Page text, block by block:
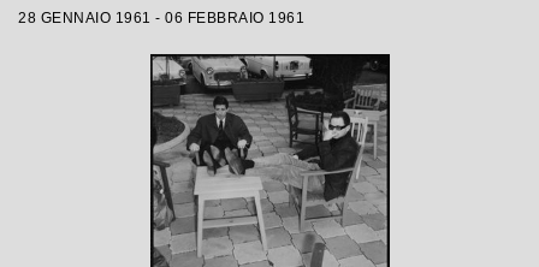
28 GENNAIO 1961 - 06 FEBBRAIO 1961